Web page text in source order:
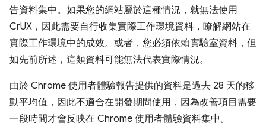
告資料集中。如果您的網站屬於這種情況，就無法使用
CrUX，因此需要自行收集實際工作環境資料，瞭解網站在
實際工作環境中的成效。或者，您必須依賴實驗室資料，但
如先前所述，這類資料可能無法代表實際情況。
由於 Chrome 使用者體驗報告提供的資料是過去 28 天的移
動平均值，因此不適合在開發期間使用，因為改善項目需要
一段時間才會反映在 Chrome 使用者體驗資料集中。